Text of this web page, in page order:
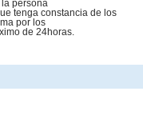
la persona
tenga constancia de los
por los
de 24horas.